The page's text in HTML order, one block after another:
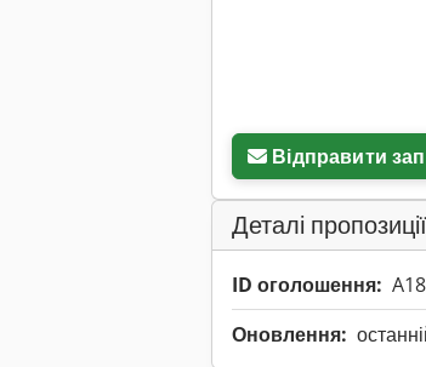
Відправити
Деталі пропозиції
ID оголошення:
Оновлення: